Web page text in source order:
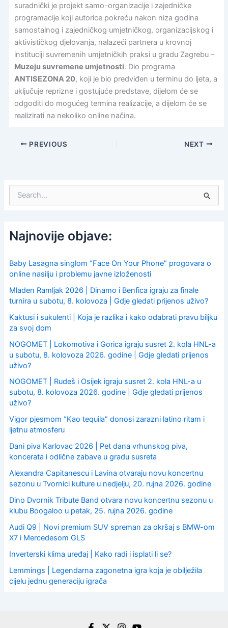
suradnički je projekt samo-organizacije i zajedničke
programacije koji autorice pokreću nakon niza godina
samostalnog i zajedničkog umjetničkog, organizacijskog i
aktivističkog djelovanja, nalazeći partnera u krovnoj
instituciji suvremenih umjetničkih praksi u gradu Zagrebu –
Muzeju suvremene umjetnosti. Dio programa
ANTISEZONA 20, koji je bio predviđen u terminu do ljeta, a
uključuje reprizne i gostujuće predstave, dijelom će se
odgoditi do mogućeg termina realizacije, a dijelom će se
realizirati na nekoliko online načina.
PREVIOUS NEXT
c
h
o
r
Najnovije objave:
Baby Lasagna singlom “Face On Your Phone” progovara o
online nasilju i problemu javne izloženosti
Mladen Ramljak 2026 | Dinamo i Benfica igraju za finale
turnira u subotu, 8. kolovoza | Gdje gledati prijenos uživo?
Kaktusi i sukulenti | Koja je razlika i kako odabrati pravu biljku
za svoj dom
NOGOMET | Lokomotiva i Gorica igraju susret 2. kola HNL-a
u subotu, 8. kolovoza 2026. godine | Gdje gledati prijenos
uživo?
NOGOMET | Rudeš i Osijek igraju susret 2. kola HNL-a u
subotu, 8. kolovoza 2026. godine | Gdje gledati prijenos
uživo?
Vigor pjesmom “Kao tequila” donosi zarazni latino ritam i
ljetnu atmosferu
Dani piva Karlovac 2026 | Pet dana vrhunskog piva,
koncerata i odlične zabave u gradu susreta
Alexandra Capitanescu i Lavina otvaraju novu koncertnu
sezonu u Tvornici kulture u nedjelju, 20. rujna 2026. godine
Dino Dvornik Tribute Band otvara novu koncertnu sezonu u
klubu Boogaloo u petak, 25. rujna 2026. godine
Audi Q9 | Novi premium SUV spreman za okršaj s BMW-om
X7 i Mercedesom GLS
Inverterski klima uređaj | Kako radi i isplati li se?
Lemmings | Legendarna zagonetna igra koja je obilježila
cijelu jednu generaciju igrača